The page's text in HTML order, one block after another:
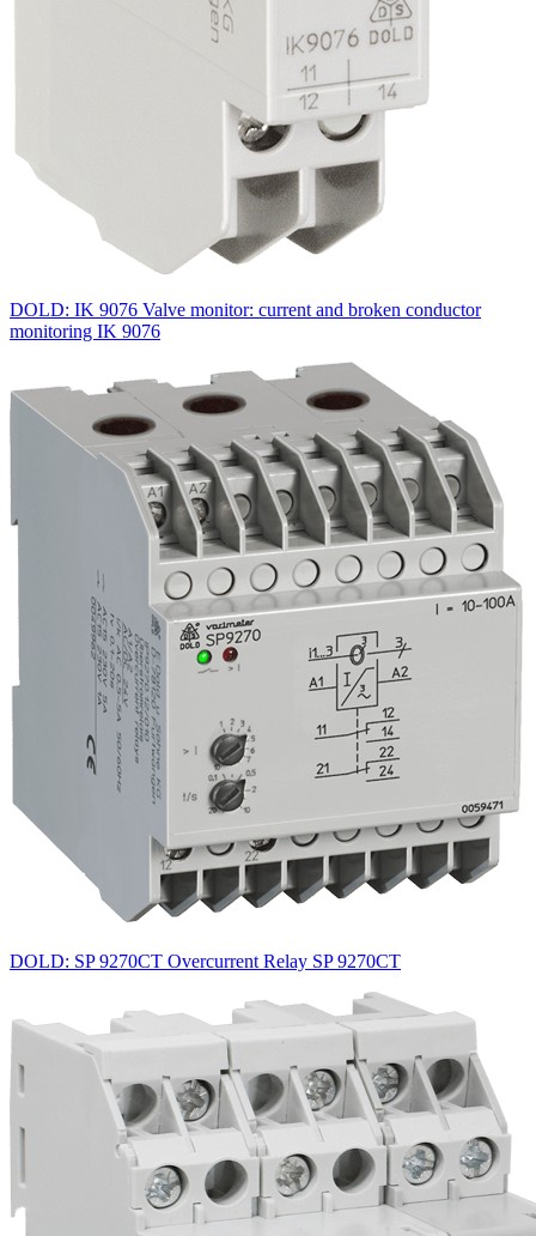
DOLD: IK 9076 Valve monitor: current and broken conductor
monitoring IK 9076
DOLD: SP 9270CT Overcurrent Relay SP 9270CT